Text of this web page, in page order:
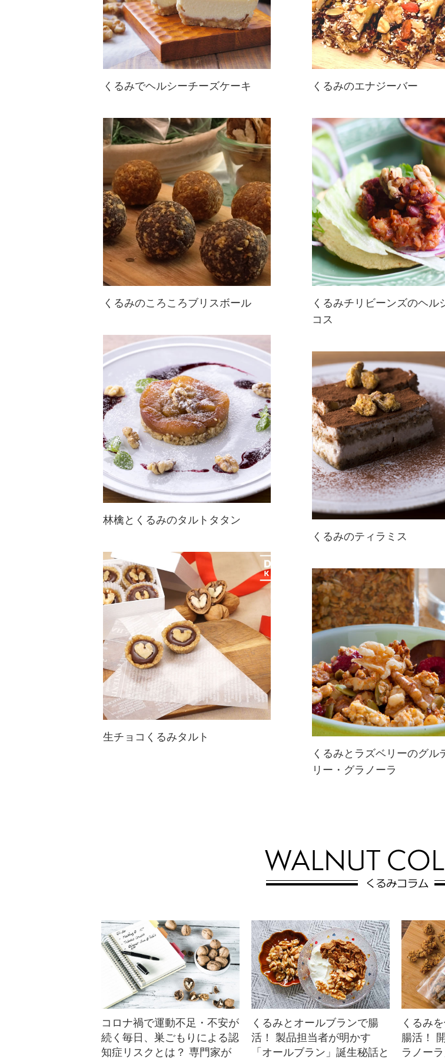
大人の糖質オフ！ボトムに砕いたく
るみを使って糖質控えめに♪しっと
りヘルシーなワンランク上のチーズ
ケーキです☆
くるみでヘルシーチーズケーキ
プルーンなどのスーパーフー
合！砂糖・小麦粉不使用でギ
リー♪くるみのエナジーバーは
愛くラッピングしてプレゼント
し入れにも☆
くるみのエナジーバー
オーストラリア発、話題のギルトフ
リースイーツ！甘みはドライフルー
ツやはちみつなどの天然素材のみ。
♪
くるみのころころブリスボール
チリビーンズもくるみを加え
養もUP＆満足感もUP！巻きな
いただくタコスはおしゃべり
ますね♪
くるみチリビーンズのヘル
コス
ひっくり返していただくフランスの
焼き菓子タルトタタンにトライ。林
檎とくるみの相性の良さを、存分に
感じられるレシピです♪
林檎とくるみのタルトタタン
豆腐クリームを使うヘルシーな
ラミス。仕上げにくるみを加え
とても上品なスイーツに♪体に
にも嬉しいレシピです
くるみのティラミス
生チョコくるみタルト
くるみとラズベリーのグル
リー・グラノーラ
コロナ禍で運動不足・不安が
続く毎日、巣ごもりによる認
知症リスクとは？ 専門家が
くるみとオールブランで腸
活！ 製品担当者が明かす
「オールブラン」誕生秘話と
くるみ
腸活！
ラノー